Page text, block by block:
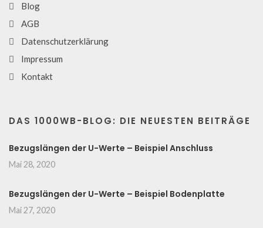
Blog
AGB
Datenschutzerklärung
Impressum
Kontakt
DAS 1000WB-BLOG: DIE NEUESTEN BEITRÄGE
Bezugslängen der U-Werte – Beispiel Anschluss
Mai 28, 2020
Bezugslängen der U-Werte – Beispiel Bodenplatte
Mai 27, 2020